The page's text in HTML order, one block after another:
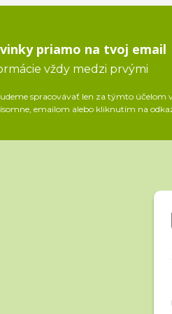
priamo na tvoj email
vždy medzi prvými
spracovávať len za týmto
emailom alebo kliknutím na